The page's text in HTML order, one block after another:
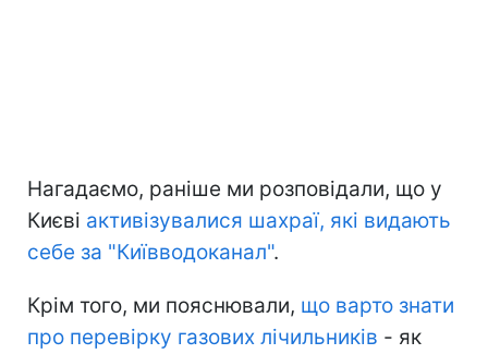
Нагадаємо, раніше ми розповідали, що у
Києві активізувалися шахраї, які видають
себе за "Київводоканал".
Крім того, ми пояснювали, що варто знати
про перевірку газових лічильників - як